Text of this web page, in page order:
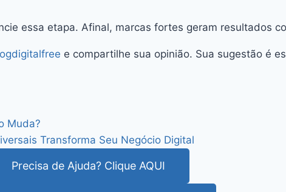
essa etapa. Afinal, marcas fortes geram resultados
e compartilhe sua opinião. Sua sugestão é
Muda?
Transforma Seu Negócio Digital
Precisa de Ajuda? Clique AQUI